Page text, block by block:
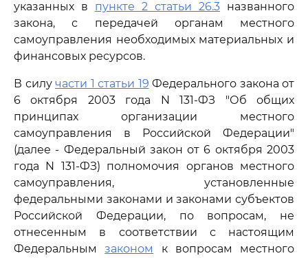
указанных в пункте 2 статьи 26.3 названного
закона, с передачей органам местного
самоуправления необходимых материальных и
финансовых ресурсов.
В силу части 1 статьи 19 Федерального закона от
6 октября 2003 года N 131-ФЗ "Об общих
принципах организации местного
самоуправления в Российской Федерации"
(далее - Федеральный закон от 6 октября 2003
года N 131-ФЗ) полномочия органов местного
самоуправления, установленные
федеральными законами и законами субъектов
Российской Федерации, по вопросам, не
отнесенным в соответствии с настоящим
Федеральнымзаконом к вопросам местного